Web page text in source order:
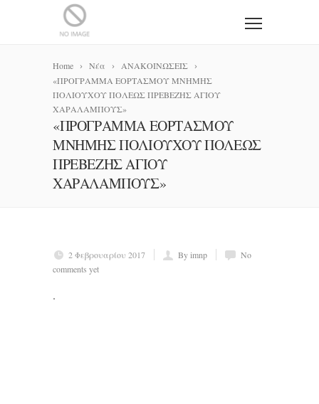
Home Νέα
ΑΝΑΚΟΙΝΩΣΕΙΣ
«ΠΡΟΓΡΑΜΜΑ ΕΟΡΤΑΣΜΟΥ ΜΝΗΜΗΣ
ΠΟΛΙΟΥΧΟΥ ΠΟΛΕΩΣ ΠΡΕΒΕΖΗΣ ΑΓΙΟΥ
ΧΑΡΑΛΑΜΠΟΥΣ»
«ΠΡΟΓΡΑΜΜΑ ΕΟΡΤΑΣΜΟΥ
ΜΝΗΜΗΣ ΠΟΛΙΟΥΧΟΥ ΠΟΛΕΩΣ
ΠΡΕΒΕΖΗΣ ΑΓΙΟΥ
ΧΑΡΑΛΑΜΠΟΥΣ»
2 Φεβρουαρίου 2017 By imnp
No
comments yet
.